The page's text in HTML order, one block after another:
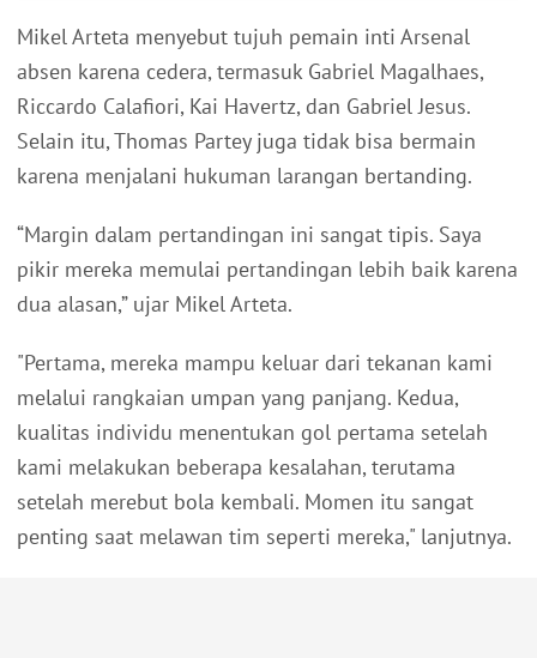
Mikel Arteta menyebut tujuh pemain inti Arsenal
absen karena cedera, termasuk Gabriel Magalhaes,
Riccardo Calafiori, Kai Havertz, dan Gabriel Jesus.
Selain itu, Thomas Partey juga tidak bisa bermain
karena menjalani hukuman larangan bertanding.
“Margin dalam pertandingan ini sangat tipis. Saya
pikir mereka memulai pertandingan lebih baik karena
dua alasan,” ujar Mikel Arteta.
"Pertama, mereka mampu keluar dari tekanan kami
melalui rangkaian umpan yang panjang. Kedua,
kualitas individu menentukan gol pertama setelah
kami melakukan beberapa kesalahan, terutama
setelah merebut bola kembali. Momen itu sangat
penting saat melawan tim seperti mereka," lanjutnya.